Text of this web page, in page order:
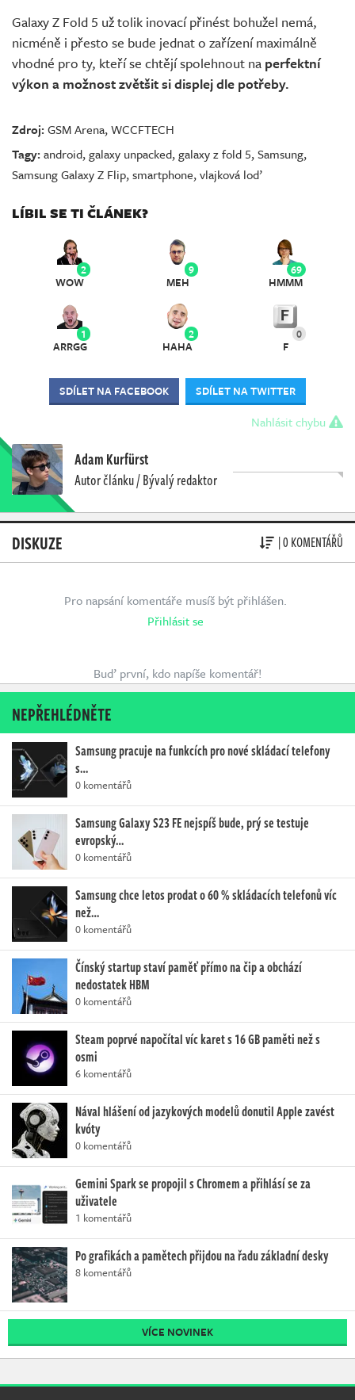
Galaxy Z Fold 5 už tolik inovací přinést bohužel nemá,
nicméně i přesto se bude jednat o zařízení maximálně
vhodné pro ty, kteří se chtějí spolehnout na perfektní
výkon a možnost zvětšit si displej dle potřeby.
Zdroj:GSM Arena,WCCFTECH
Tagy:android,galaxy unpacked,galaxy z fold 5,Samsung,
Samsung Galaxy Z Flip,smartphone,vlajková loď
LÍBIL SE TI ČLÁNEK?
2
WOW
9
MEH
69
HMMM
1
ARRGG
2
HAHA
0
F
SDÍLET NA FACEBOOK SDÍLET NA TWITTER
Nahlásit chybu
Adam Kurfürst
Autor článku / Bývalý redaktor
DISKUZE | 0 KOMENTÁŘŮ
Pro napsání komentáře musíš být přihlášen.
Přihlásit se
Buď první, kdo napíše komentář!
NEPŘEHLÉDNĚTE
Samsung pracuje na funkcích pro nové skládací telefony
s…
0 komentářů
Samsung Galaxy S23 FE nejspíš bude, prý se testuje
evropský…
0 komentářů
Samsung chce letos prodat o 60 % skládacích telefonů víc
než…
0 komentářů
Čínský startup staví paměť přímo na čip a obchází
nedostatek HBM
0 komentářů
Steam poprvé napočítal víc karet s 16 GB paměti než s
osmi
6 komentářů
Nával hlášení od jazykových modelů donutil Apple zavést
kvóty
0 komentářů
Gemini Spark se propojil s Chromem a přihlásí se za
uživatele
1 komentářů
Po grafikách a pamětech přijdou na řadu základní desky
8 komentářů
VÍCE NOVINEK